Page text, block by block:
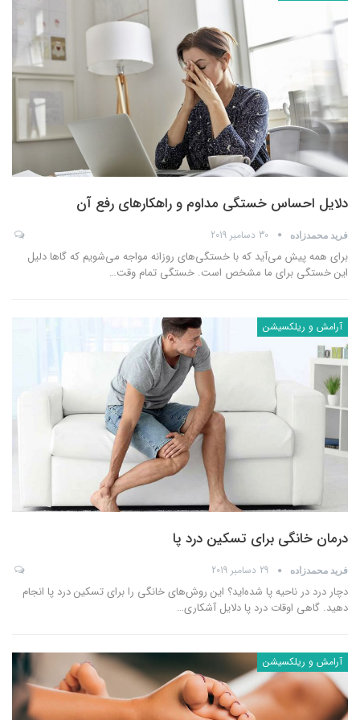
دلایل احساس خستگی مداوم و راهکارهای رفع آن
فرید محمدزاده 30 دسامبر 2019
برای همه پیش می‌آید که با خستگی‌های روزانه مواجه می‌شویم که گاها دلیل
این خستگی برای ما مشخص است. خستگی تمام وقت…
آرامش و ریلکسیشن
درمان خانگی برای تسکین درد پا
فرید محمدزاده 29 دسامبر 2019
دچار درد در ناحیه پا شده‌اید؟ این روش‌های خانگی را برای تسکین درد پا انجام
دهید. گاهی اوقات درد پا دلایل آشکاری…
آرامش و ریلکسیشن